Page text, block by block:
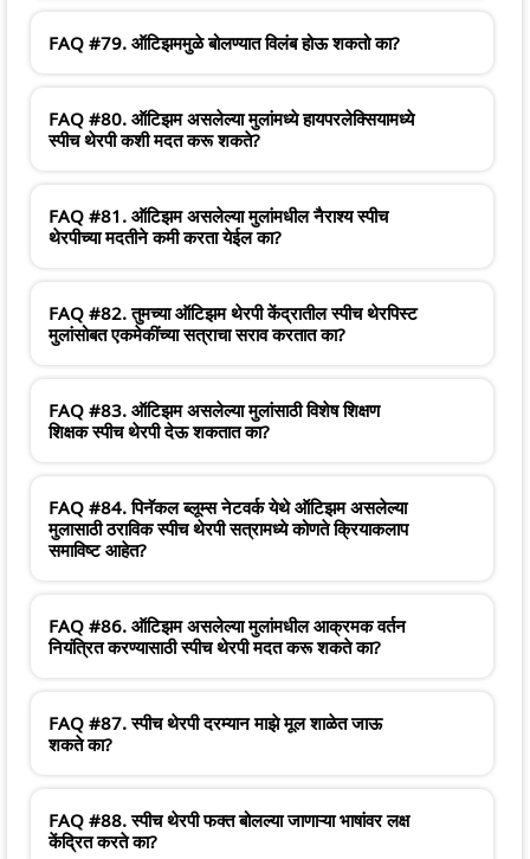
FAQ #79. ऑटिझममुळे बोलण्यात विलंब होऊ शकतो का?
FAQ #80. ऑटिझम असलेल्या मुलांमध्ये हायपरलेक्सियामध्ये
स्पीच थेरपी कशी मदत करू शकते?
FAQ #81. ऑटिझम असलेल्या मुलांमधील नैराश्य स्पीच
थेरपीच्या मदतीने कमी करता येईल का?
FAQ #82. तुमच्या ऑटिझम थेरपी केंद्रातील स्पीच थेरपिस्ट
मुलांसोबत एकमेकींच्या सत्राचा सराव करतात का?
FAQ #83. ऑटिझम असलेल्या मुलांसाठी विशेष शिक्षण
शिक्षक स्पीच थेरपी देऊ शकतात का?
FAQ #84. पिनॅकल ब्लूम्स नेटवर्क येथे ऑटिझम असलेल्या
मुलासाठी ठराविक स्पीच थेरपी सत्रामध्ये कोणते क्रियाकलाप
समाविष्ट आहेत?
FAQ #86. ऑटिझम असलेल्या मुलांमधील आक्रमक वर्तन
नियंत्रित करण्यासाठी स्पीच थेरपी मदत करू शकते का?
FAQ #87. स्पीच थेरपी दरम्यान माझे मूल शाळेत जाऊ
शकते का?
FAQ #88. स्पीच थेरपी फक्त बोलल्या जाणाऱ्या भाषांवर लक्ष
केंद्रित करते का?